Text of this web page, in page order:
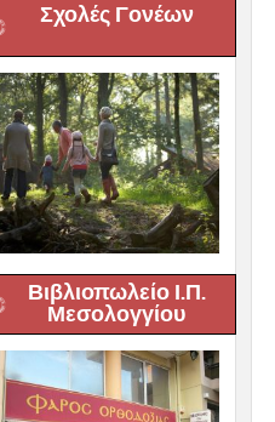
Σχολές Γονέων
Βιβλιοπωλείο Ι.Π.
Μεσολογγίου